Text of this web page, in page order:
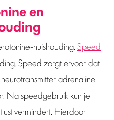
en
huishouding. Speed
Speed zorgt ervoor dat
adrenaline
Na speedgebruik kun je
vermindert. Hierdoor